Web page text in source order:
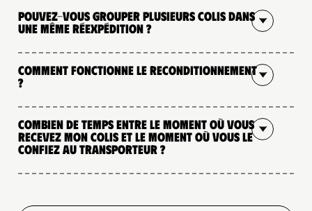
Pouvez-vous grouper plusieurs colis dans
une même réexpédition ?
Comment fonctionne le reconditionnement
?
Combien de temps entre le moment où vous
recevez mon colis et le moment où vous le
confiez au transporteur ?